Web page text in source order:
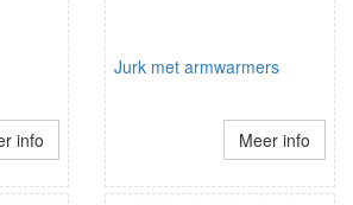
info
Jurk met armwarmers
Meer info